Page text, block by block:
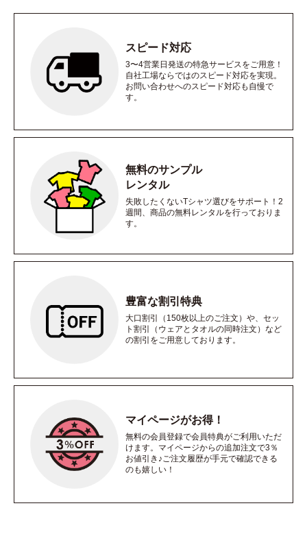
スピード対応
3〜4営業日発送の特急サービスをご用意！
自社工場ならではのスピード対応を実現。
お問い合わせへのスピード対応も自慢で
す。
無料のサンプル
レンタル
失敗したくないTシャツ選びをサポート！2
週間、商品の無料レンタルを行っておりま
す。
豊富な割引特典
大口割引（150枚以上のご注文）や、セッ
ト割引（ウェアとタオルの同時注文）など
の割引をご用意しております。
マイページがお得！
無料の会員登録で会員特典がご利用いただ
けます。マイページからの追加注文で3％
お値引き♪ご注文履歴が手元で確認できる
のも嬉しい！